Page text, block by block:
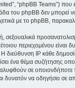
“phpBB Teams”)
του phpBB δεν μπορεί
με το phpBB,
σεξουαλικά
περιεχομένου είναι
IP κάθε
ένα θέμα συζήτησης
σε οποιονδήποτε
δυνατόν να οδηγήσει σε